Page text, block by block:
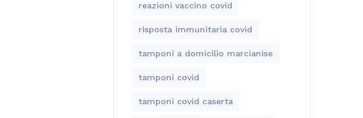
reazioni vaccino covid
risposta immunitaria covid
tamponi a domicilio marcianise
tamponi covid
tamponi covid caserta